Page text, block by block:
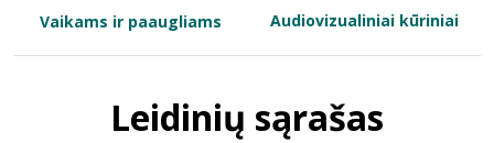
Bibliotekoms
Vaikams ir paaugliams Audiovizualiniai kūriniai
Leidinių sąrašas